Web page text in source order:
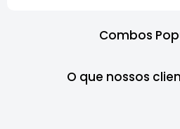
Combos
O que nossos